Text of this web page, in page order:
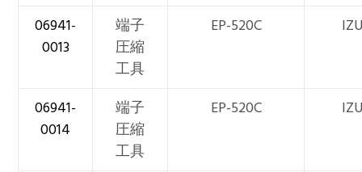
06941-
0013
端子
圧縮
工具
EP-520C
06941-
0014
端子
圧縮
工具
EP-520C